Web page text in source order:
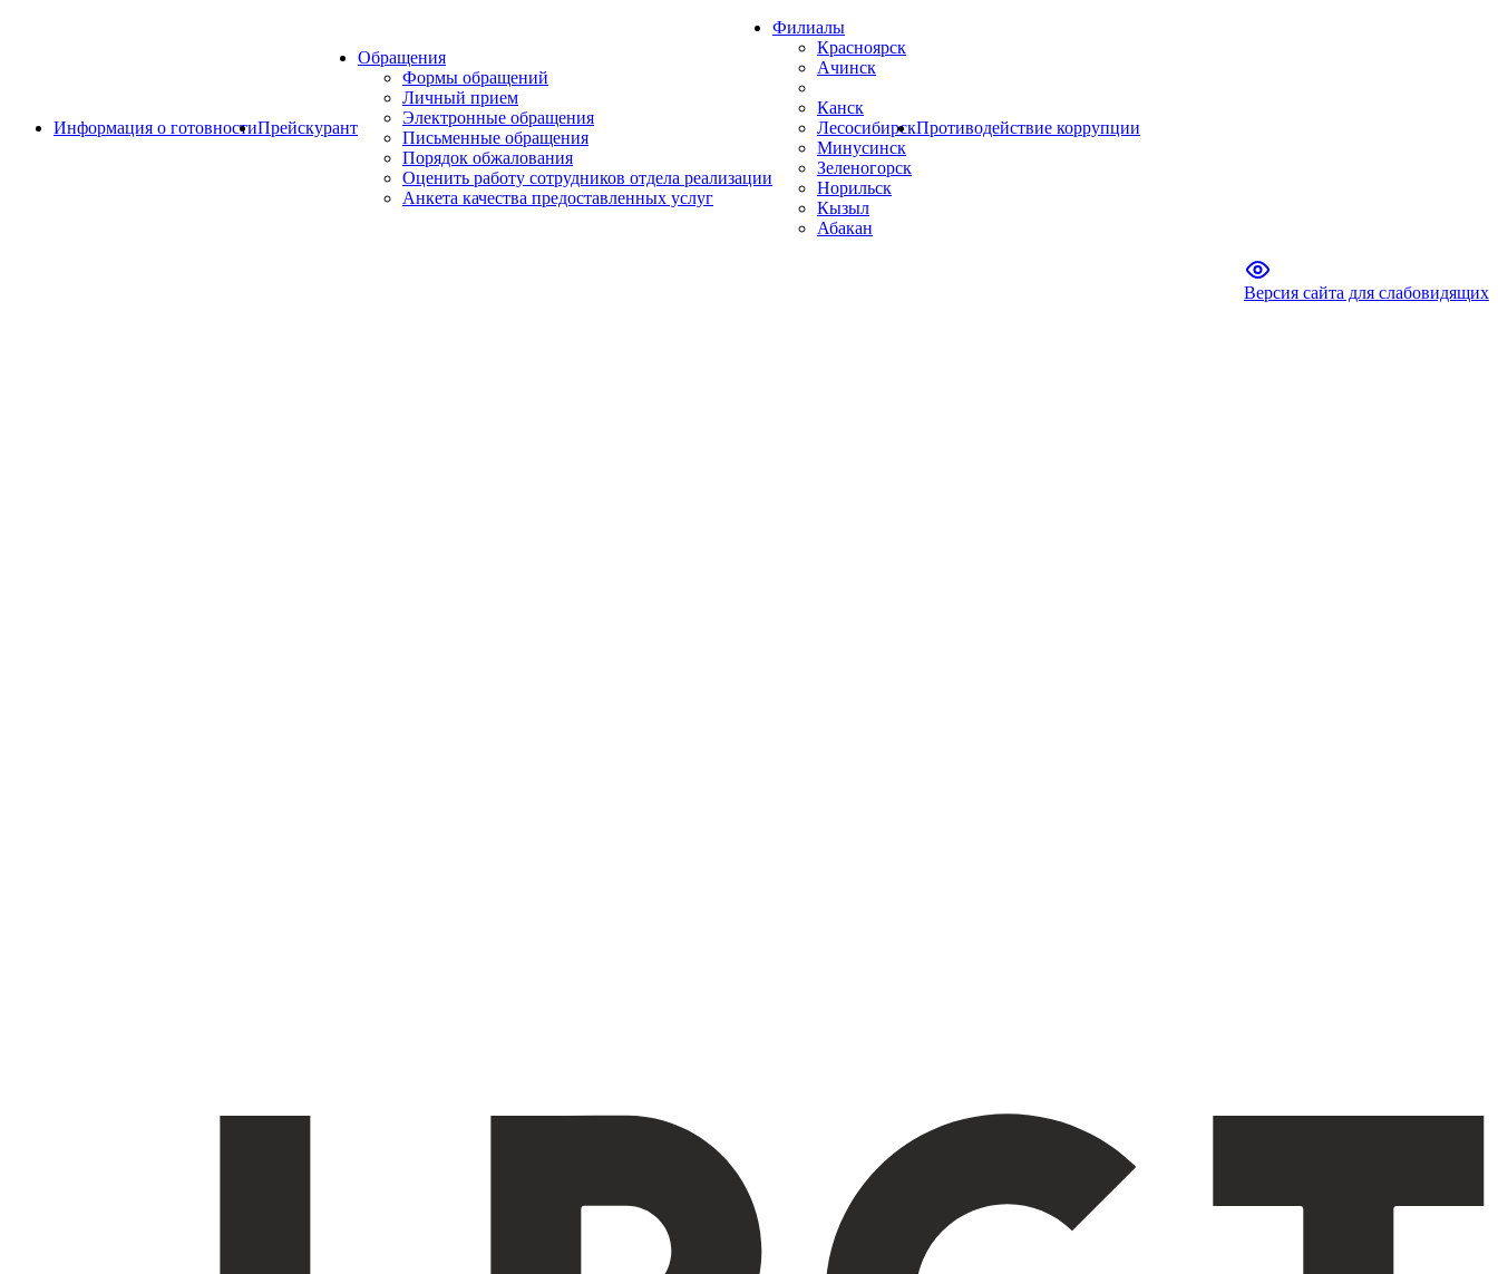
Информация о готовностиПрейскурант
Обращения
Формы обращений
Личный прием
Электронные обращения
Письменные обращения
Порядок обжалования
Оценить работу сотрудников отдела реализации
Анкета качества предоставленных услуг
Филиалы
Красноярск
Ачинск
Канск
Лесосибирск
Минусинск
Зеленогорск
Норильск
Кызыл
Абакан
Противодействие коррупции
Версия сайта для слабовидящих